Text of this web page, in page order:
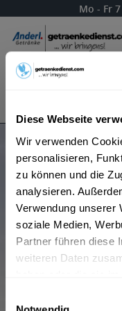
Diese Webseite
Wir verwenden
personalisieren,
zu können und die
analysieren.
Verwendung unserer
soziale Medien,
Partner führen diese
weiteren Daten
Mo - Fr
Menü
Produkte von
Beliebtheit